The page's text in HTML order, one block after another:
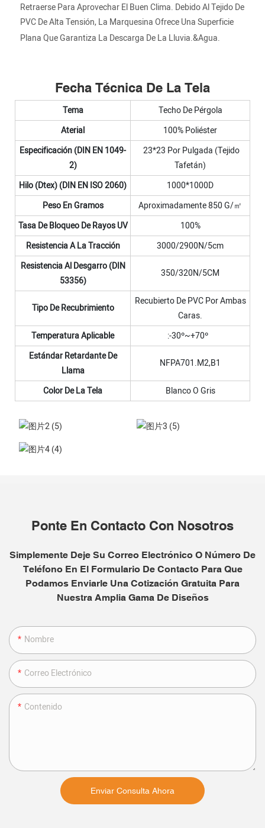
Retraerse Para Aprovechar El Buen Clima. Debido Al Tejido De
PVC De Alta Tensión, La Marquesina Ofrece Una Superficie
Plana Que Garantiza La Descarga De La Lluvia.&Agua.
Fecha Técnica De La Tela
Tema
Techo De Pérgola
Aterial
100% Poliéster
Especificación (DIN EN 1049-
2)
23*23 Por Pulgada (tejido
Tafetán)
Hilo (dtex) (DIN EN ISO 2060)
1000*1000D
Peso En Gramos
Aproximadamente 850 G/㎡
Tasa De Bloqueo De Rayos UV
100%
Resistencia A La Tracción
3000/2900N/5cm
Resistencia Al Desgarro (DIN
53356)
350/320N/5CM
Tipo De Recubrimiento
Recubierto De PVC Por Ambas
Caras.
Temperatura Aplicable
:-30º~+70º
Estándar Retardante De
Llama
NFPA701.M2,B1
Color De La Tela Blanco O Gris
Ponte En Contacto Con Nosotros
Simplemente Deje Su Correo Electrónico O Número De
Teléfono En El Formulario De Contacto Para Que
Podamos Enviarle Una Cotización Gratuita Para
Nuestra Amplia Gama De Diseños
Nombre
Correo Electrónico
Contenido
Enviar Consulta Ahora